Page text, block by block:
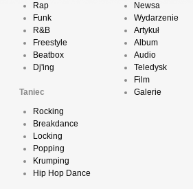
Rap
Funk
R&B
Freestyle
Beatbox
Dj'ing
Taniec
Rocking
Breakdance
Locking
Popping
Krumping
Hip Hop Dance
Newsa
Wydarzenie
Artykuł
Album
Audio
Teledysk
Film
Galerie